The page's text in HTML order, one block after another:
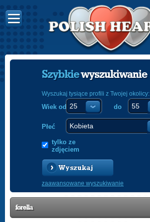
Szybkiewyszukiwanie
Wyszukaj tysiące profili z Twojej okolicy:
Wiek od do
Płeć
tylko ze
zdjęciem
Wyszukaj
zaawansowane wyszukiwanie
forella